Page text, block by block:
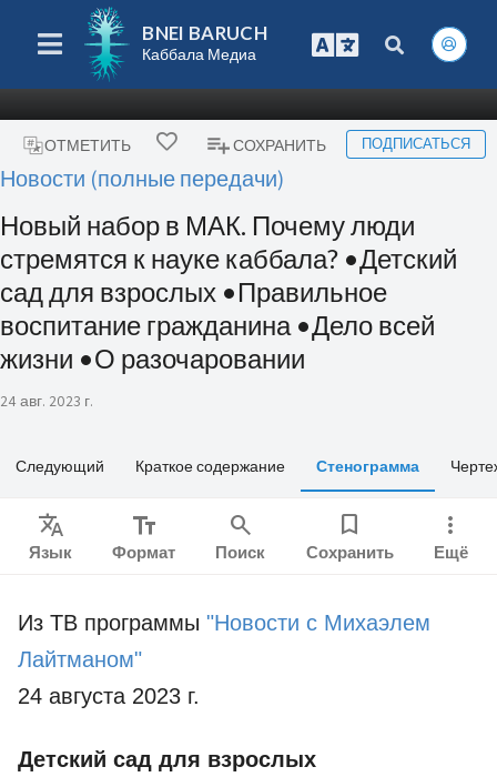
BNEI BARUCH
Каббала Медиа
ОТМЕТИТЬ СОХРАНИТЬ ПОДПИСАТЬСЯ
Новости (полные передачи)
Новый набор в МАК. Почему люди
стремятся к науке каббала? •Детский
сад для взрослых •Правильное
воспитание гражданина •Дело всей
жизни •О разочаровании
24 авг. 2023 г.
Следующий Краткое содержание Стенограмма
Translate
Язык
text_fields
Формат
search
Поиск
bookmark
Сохранить
more_vert
Ещё
Из ТВ программы "Новости с Михаэлем
Лайтманом"
24 августа 2023 г.
Детский сад для взрослых